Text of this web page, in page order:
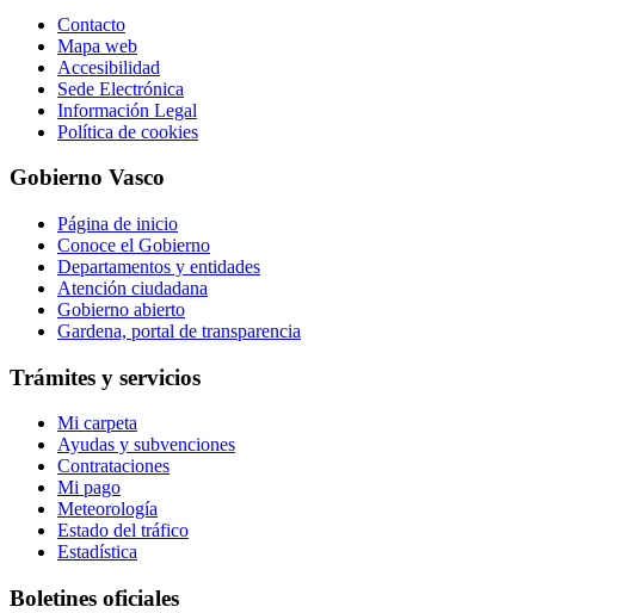
Contacto
Mapa web
Accesibilidad
Sede Electrónica
Información Legal
Política de cookies
Gobierno Vasco
Página de inicio
Conoce el Gobierno
Departamentos y entidades
Atención ciudadana
Gobierno abierto
Gardena, portal de transparencia
Trámites y servicios
Mi carpeta
Ayudas y subvenciones
Contrataciones
Mi pago
Meteorología
Estado del tráfico
Estadística
Boletines oficiales